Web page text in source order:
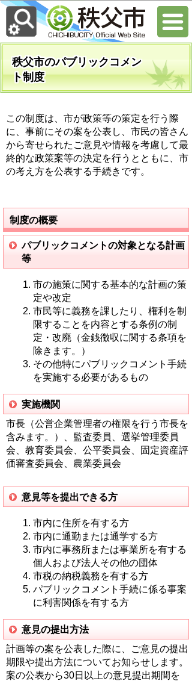
秩父市のパブリックコメン
ト制度
この制度は、市が政策等の策定を行う際
に、事前にその案を公表し、市民の皆さん
から寄せられたご意見や情報を考慮して最
終的な政策案等の決定を行うとともに、市
の考え方を公表する手続きです。
制度の概要
パブリックコメントの対象となる計画
等
市の施策に関する基本的な計画の策
定や改定
市民等に義務を課したり、権利を制
限することを内容とする条例の制
定・改廃（金銭徴収に関する条項を
除きます。）
その他特にパブリックコメント手続
を実施する必要があるもの
実施機関
市長（公営企業管理者の権限を行う市長を
含みます。）、監査委員、選挙管理委員
会、教育委員会、公平委員会、固定資産評
価審査委員会、農業委員会
意見等を提出できる方
市内に住所を有する方
市内に通勤または通学する方
市内に事務所または事業所を有する
個人および法人その他の団体
市税の納税義務を有する方
パブリックコメント手続に係る事案
に利害関係を有する方
意見の提出方法
計画等の案を公表した際に、ご意見の提出
期限や提出方法についてお知らせします。
案の公表から30日以上の意見提出期間を